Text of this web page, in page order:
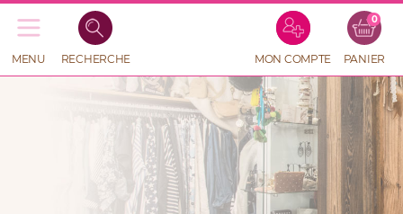
Recherche
de
MENU RECHERCHE MON COMPTE PANIER
0
RECHERCHE
DE
PRODUITS